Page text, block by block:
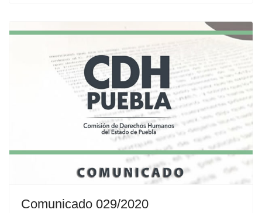
Comunicado 029/2020